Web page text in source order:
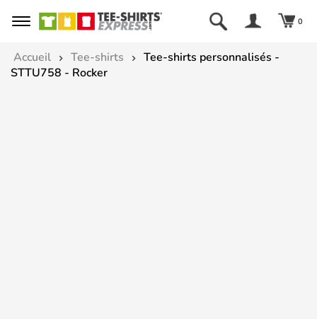
0
Accueil Tee-shirts
Tee-shirts personnalisés -
STTU758 - Rocker